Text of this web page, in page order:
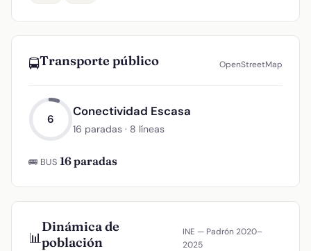
🚍Transporte público OpenStreetMap
6
Conectividad Escasa
16 paradas · 8 líneas
🚌 BUS 16 paradas
📊
Dinámica de
población
INE — Padrón 2020–
2025